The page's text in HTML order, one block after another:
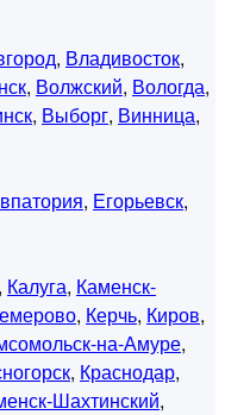
, Владивосток,
, Волжский, Вологда,
, Выборг, Винница,
, Егорьевск,
, Калуга, Каменск-
, Керчь, Киров,
на-Амуре,
, Краснодар,
Шахтинский,